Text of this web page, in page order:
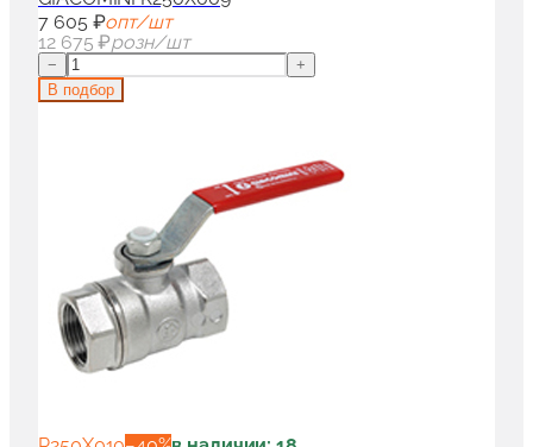
7 605 ₽опт/шт
12 675 ₽розн/шт
−
+
В подбор